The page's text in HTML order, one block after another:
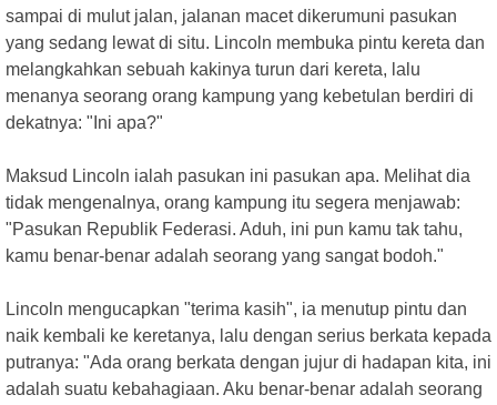
sampai di mulut jalan, jalanan macet dikerumuni pasukan
yang sedang lewat di situ. Lincoln membuka pintu kereta dan
melangkahkan sebuah kakinya turun dari kereta, lalu
menanya seorang orang kampung yang kebetulan berdiri di
dekatnya: "Ini apa?"
Maksud Lincoln ialah pasukan ini pasukan apa. Melihat dia
tidak mengenalnya, orang kampung itu segera menjawab:
"Pasukan Republik Federasi. Aduh, ini pun kamu tak tahu,
kamu benar-benar adalah seorang yang sangat bodoh."
Lincoln mengucapkan "terima kasih", ia menutup pintu dan
naik kembali ke keretanya, lalu dengan serius berkata kepada
putranya: "Ada orang berkata dengan jujur di hadapan kita, ini
adalah suatu kebahagiaan. Aku benar-benar adalah seorang